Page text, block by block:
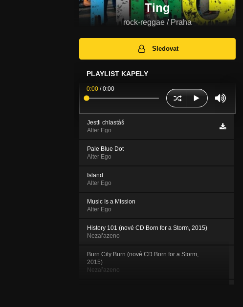
Ting
rock-reggae / Praha
Sledovat
PLAYLIST KAPELY
0:00 /0:00
Jestli chlastáš
Alter Ego
Pale Blue Dot
Alter Ego
Island
Alter Ego
Music Is a Mission
Alter Ego
History 101 (nové CD Born for a Storm, 2015)
Nezařazeno
Burn City Burn (nové CD Born for a Storm,
2015)
Nezařazeno